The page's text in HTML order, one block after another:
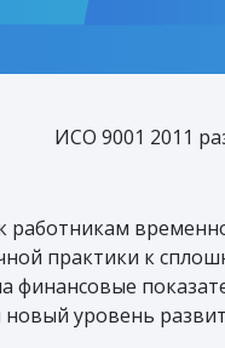
ИСО 9001 2011
работникам
практики к
финансовые
уровень